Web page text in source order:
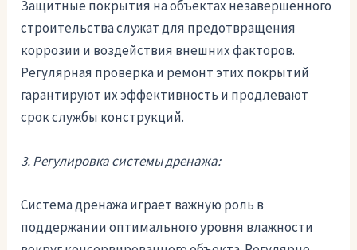
Защитные покрытия на объектах незавершенного
строительства служат для предотвращения
коррозии и воздействия внешних факторов.
Регулярная проверка и ремонт этих покрытий
гарантируют их эффективность и продлевают
срок службы конструкций.
3. Регулировка системы дренажа:
Система дренажа играет важную роль в
поддержании оптимального уровня влажности